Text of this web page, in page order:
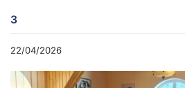
3
22/04/2026